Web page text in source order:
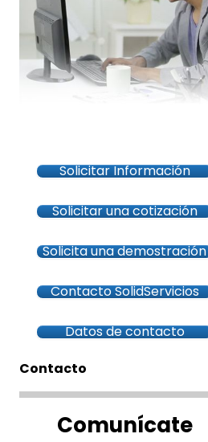
Solicitar Información
Solicitar una cotización
Solicita una demostración
Contacto SolidServicios
Datos de contacto
Contacto
Comunícate